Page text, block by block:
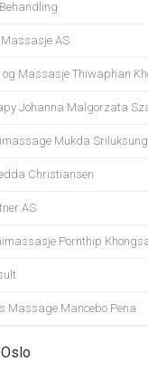
AS
Massasje Thiwaphan
Johanna Malgorzata
Mukda
Christiansen
AS
Pornthip
Massage Mancebo Pena